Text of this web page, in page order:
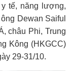
tế, năng lượng,
Dewan Saiful
châu Phi, Trung
Kông (HKGCC)
29-31/10.